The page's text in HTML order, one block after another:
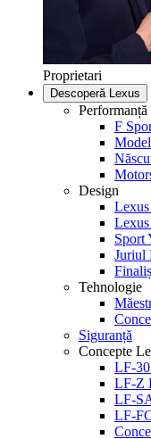
Proprietari
Descoperă Lexus
Performanță
F
Design
Lexus
Sport
Juriul
Tehnologie
Siguranță
Concepte
LF-
LF-Z
LF-
LF-